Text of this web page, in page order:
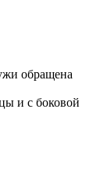
обращена
и с боковой